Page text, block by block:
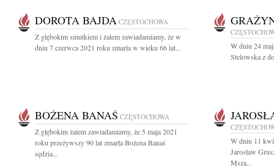
DOROTA BAJDA CZĘSTOCHOWA
Z głębokim smutkiem i żalem zawiadamiamy, że w
dniu 7 czerwca 2021 roku zmarła w wieku 66 lat...
W dniu 24
Stelowska z
BOŻENA BANAŚ CZĘSTOCHOWA
Z głębokim żalem zawiadamiamy, że 5 maja 2021
roku przeżywszy 90 lat zmarła Bożena Banaś
sędzia...
W dniu 11
Jarosław
Msza...